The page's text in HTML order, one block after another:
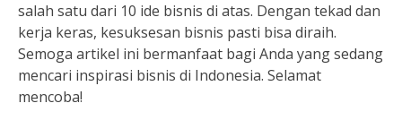
salah satu dari 10 ide bisnis di atas. Dengan tekad dan
kerja keras, kesuksesan bisnis pasti bisa diraih.
Semoga artikel ini bermanfaat bagi Anda yang sedang
mencari inspirasi bisnis di Indonesia. Selamat
mencoba!